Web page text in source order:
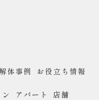
解体事例 お役立ち情報
アパート 店舗